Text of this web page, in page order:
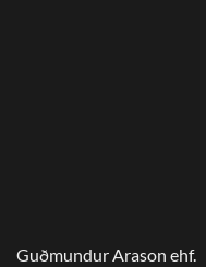
Guðmundur Arason ehf.